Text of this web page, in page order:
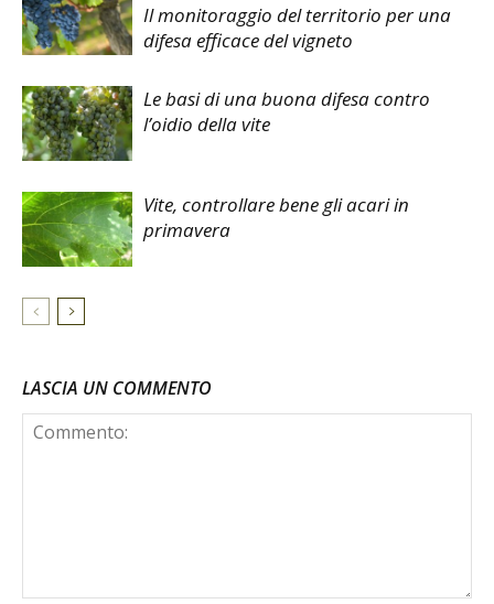
Il monitoraggio del territorio per una
difesa efficace del vigneto
Le basi di una buona difesa contro
l’oidio della vite
Vite, controllare bene gli acari in
primavera
LASCIA UN COMMENTO